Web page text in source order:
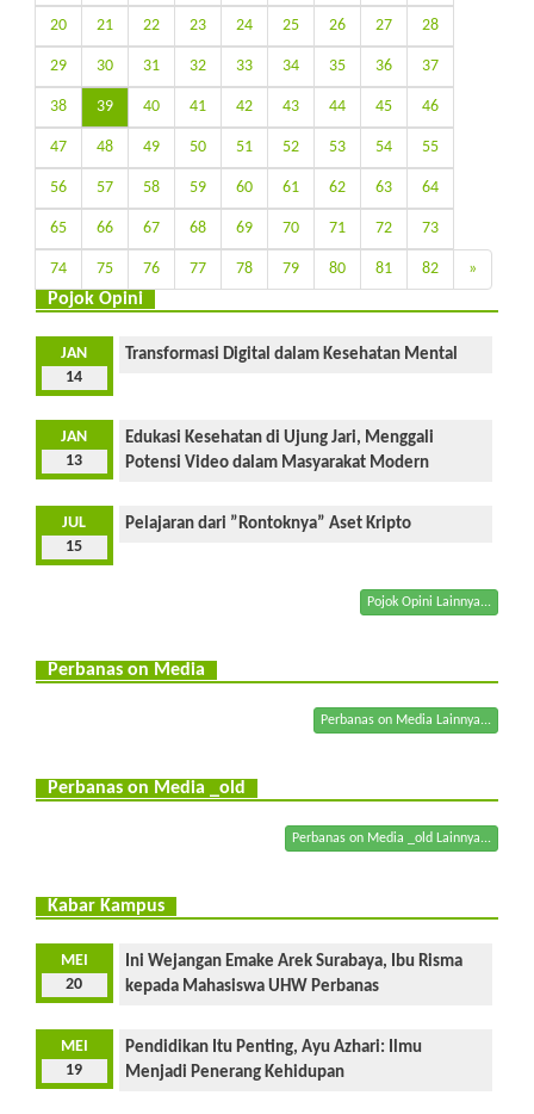
20 21 22 23 24 25 26 27 28
29 30 31 32 33 34 35 36 37
38 39 40 41 42 43 44 45 46
47 48 49 50 51 52 53 54 55
56 57 58 59 60 61 62 63 64
65 66 67 68 69 70 71 72 73
74 75 76 77 78 79 80 81 82 »
Pojok Opini
JAN
14
Transformasi Digital dalam Kesehatan Mental
JAN
13
Edukasi Kesehatan di Ujung Jari, Menggali
Potensi Video dalam Masyarakat Modern
JUL
15
Pelajaran dari ”Rontoknya” Aset Kripto
Pojok Opini Lainnya...
Perbanas on Media
Perbanas on Media Lainnya...
Perbanas on Media _old
Perbanas on Media _old Lainnya...
Kabar Kampus
MEI
20
Ini Wejangan Emake Arek Surabaya, Ibu Risma
kepada Mahasiswa UHW Perbanas
MEI
19
Pendidikan Itu Penting, Ayu Azhari: Ilmu
Menjadi Penerang Kehidupan